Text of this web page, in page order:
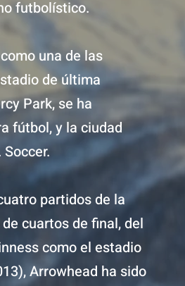
futbolístico.
una de las
de última
Park, se ha
fútbol, y la ciudad
partidos de la
cuartos de final, del
como el estadio
Arrowhead ha sido